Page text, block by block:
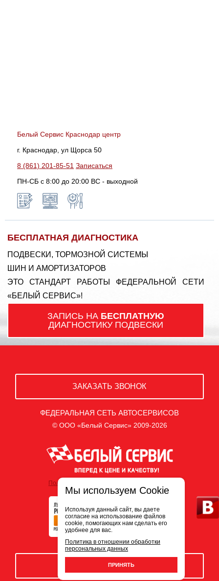
Белый Сервис Краснодар центр
г. Краснодар, ул Щорса 50
8 (861) 201-85-51 Записаться
ПН-СБ с 8:00 до 20:00 ВС - выходной
БЕСПЛАТНАЯ ДИАГНОСТИКА
ПОДВЕСКИ, ТОРМОЗНОЙ СИСТЕМЫ
ШИН И АМОРТИЗАТОРОВ
ЭТО СТАНДАРТ РАБОТЫ ФЕДЕРАЛЬНОЙ СЕТИ
«БЕЛЫЙ СЕРВИС»!
ЗАПИСЬ НА БЕСПЛАТНУЮ
ДИАГНОСТИКУ ПОДВЕСКИ
ЗАКАЗАТЬ ЗВОНОК
ФЕДЕРАЛЬНАЯ СЕТЬ АВТОСЕРВИСОВ
© ООО «Белый Сервис» 2009-2026
Политика обработки персональных данных
ЗАПИСЬ НА СЕРВИС
Мы используем Cookie
Используя данный сайт, вы даете
согласие на использование файлов
cookie, помогающих нам сделать его
удобнее для вас.
Политика в отношении обработки
персональных данных
ПРИНЯТЬ